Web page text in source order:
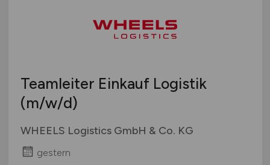
Teamleiter Einkauf Logistik
(m/w/d)
WHEELS Logistics GmbH & Co. KG
gestern